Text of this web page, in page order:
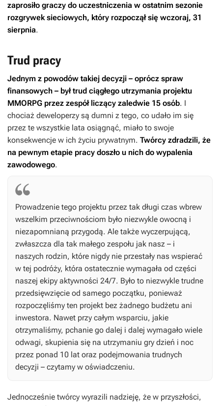
zaprosiło graczy do uczestniczenia w ostatnim sezonie
rozgrywek sieciowych, który rozpoczął się wczoraj, 31
sierpnia.
Trud pracy
Jednym z powodów takiej decyzji – oprócz spraw
finansowych – był trud ciągłego utrzymania projektu
MMORPG przez zespół liczący zaledwie 15 osób. I
chociaż deweloperzy są dumni z tego, co udało im się
przez te wszystkie lata osiągnąć, miało to swoje
konsekwencje w ich życiu prywatnym. Twórcy zdradzili, że
na pewnym etapie pracy doszło u nich do wypalenia
zawodowego.
Prowadzenie tego projektu przez tak długi czas wbrew
wszelkim przeciwnościom było niezwykle owocną i
niezapomnianą przygodą. Ale także wyczerpującą,
zwłaszcza dla tak małego zespołu jak nasz – i
naszych rodzin, które nigdy nie przestały nas wspierać
w tej podróży, która ostatecznie wymagała od części
naszej ekipy aktywności 24/7. Było to niezwykle trudne
przedsięwzięcie od samego początku, ponieważ
rozpoczęliśmy ten projekt bez żadnego budżetu ani
inwestora. Nawet przy całym wsparciu, jakie
otrzymaliśmy, pchanie go dalej i dalej wymagało wiele
odwagi, skupienia się na utrzymaniu gry dzień i noc
przez ponad 10 lat oraz podejmowania trudnych
decyzji – czytamy w oświadczeniu.
Jednocześnie twórcy wyrazili nadzieję, że w przyszłości,